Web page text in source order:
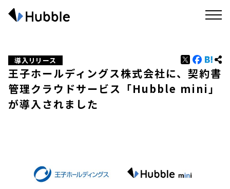
導入リリース
王子ホールディングス株式会社に、契約書
管理クラウドサービス「Hubble mini」
が導入されました